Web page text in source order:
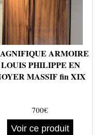
ARMOIRE
LOUIS PHILIPPE EN
MASSIF fin XIX
700€
Voir ce produit